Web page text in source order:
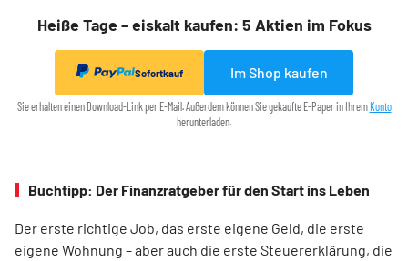
Heiße Tage – eiskalt kaufen: 5 Aktien im Fokus
Sofortkauf Im Shop kaufen
Sie erhalten einen Download-Link per E-Mail. Außerdem können Sie gekaufte E-Paper in Ihrem Konto
herunterladen.
Buchtipp: Der Finanzratgeber für den Start ins Leben
Der erste richtige Job, das erste eigene Geld, die erste
eigene Wohnung – aber auch die erste Steuererklärung, die